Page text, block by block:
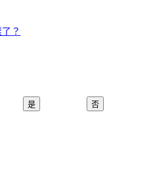
？
是 否